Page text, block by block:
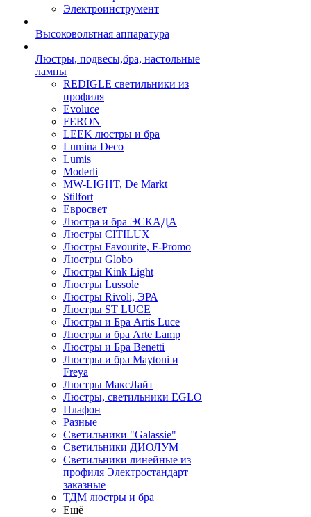
Электроинструмент
Высоковольтная аппаратура
Люстры, подвесы,бра, настольные
лампы
REDIGLE светильники из
профиля
Evoluce
FERON
LEEK люстры и бра
Lumina Deco
Lumis
Moderli
MW-LIGHT, De Markt
Stilfort
Евросвет
Люстра и бра ЭСКАДА
Люстры CITILUX
Люстры Favourite, F-Promo
Люстры Globo
Люстры Kink Light
Люстры Lussole
Люстры Rivoli, ЭРА
Люстры ST LUCE
Люстры и Бра Artis Luce
Люстры и бра Arte Lamp
Люстры и Бра Benetti
Люстры и бра Maytoni и
Freya
Люстры МаксЛайт
Люстры, светильники EGLO
Плафон
Разные
Светильники "Galassie"
Светильники ДИОЛУМ
Светильники линейные из
профиля Электростандарт
заказные
ТДМ люстры и бра
Ещё